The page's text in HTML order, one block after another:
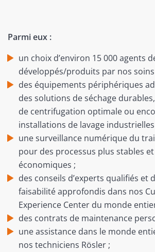
Parmi eux :
un choix d’environ 15 000 agents
développés/produits par nos
des équipements périphériques
des solutions de séchage
de centrifugation optimale ou
installations de lavage
une surveillance numérique du
pour des processus plus stables
économiques ;
des conseils d’experts qualifiés et
faisabilité approfondis dans nos
Experience Center du monde
des contrats de maintenance
une assistance dans le monde
nos techniciens Rösler ;